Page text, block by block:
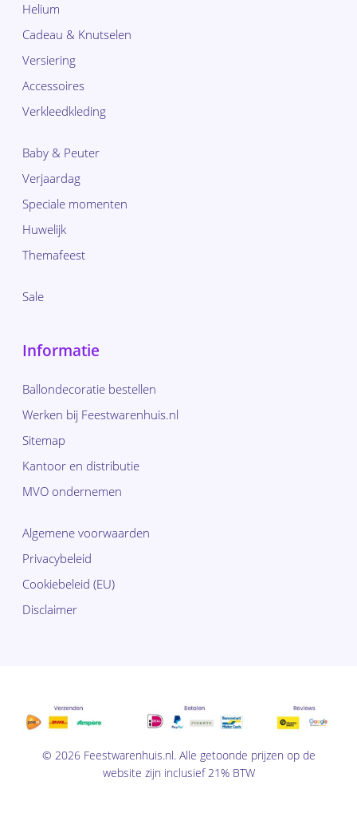
Helium
Cadeau & Knutselen
Versiering
Accessoires
Verkleedkleding
Baby & Peuter
Verjaardag
Speciale momenten
Huwelijk
Themafeest
Sale
Informatie
Ballondecoratie bestellen
Werken bij Feestwarenhuis.nl
Sitemap
Kantoor en distributie
MVO ondernemen
Algemene voorwaarden
Privacybeleid
Cookiebeleid (EU)
Disclaimer
© 2026 Feestwarenhuis.nl. Alle getoonde prijzen op de
website zijn inclusief 21% BTW